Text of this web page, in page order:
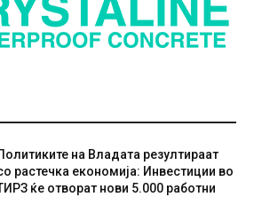
на Владата резултираат
растечка економија: Инвестиции во
ќе отворат нови 5.000 работни